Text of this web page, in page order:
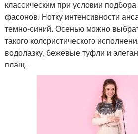
классическим при условии
фасонов. Нотку интенсивности
темно-синий. Осенью можно
такого колористического
водолазку, бежевые туфли и
плащ .